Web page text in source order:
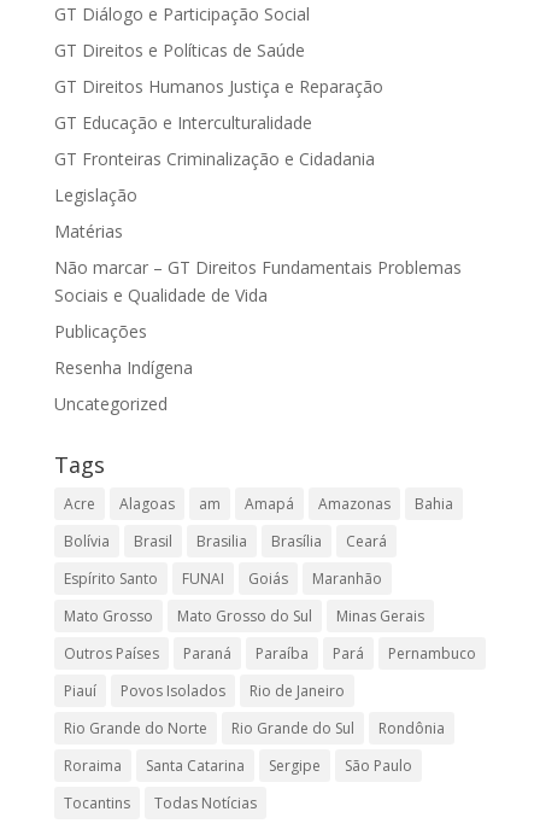
GT Diálogo e Participação Social
GT Direitos e Políticas de Saúde
GT Direitos Humanos Justiça e Reparação
GT Educação e Interculturalidade
GT Fronteiras Criminalização e Cidadania
Legislação
Matérias
Não marcar – GT Direitos Fundamentais Problemas
Sociais e Qualidade de Vida
Publicações
Resenha Indígena
Uncategorized
Tags
Acre Alagoas am Amapá Amazonas
Bahia
Bolívia
Brasil Brasilia Brasília
Ceará
Espírito Santo
FUNAI Goiás
Maranhão
Mato Grosso
Mato Grosso do Sul
Minas Gerais
Outros Países
Paraná Paraíba Pará
Pernambuco
Piauí
Povos Isolados
Rio de Janeiro
Rio Grande do Norte
Rio Grande do Sul
Rondônia
Roraima
Santa Catarina Sergipe
São Paulo
Tocantins
Todas Notícias